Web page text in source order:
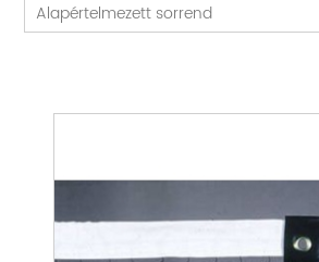
Alapértelmezett sorrend